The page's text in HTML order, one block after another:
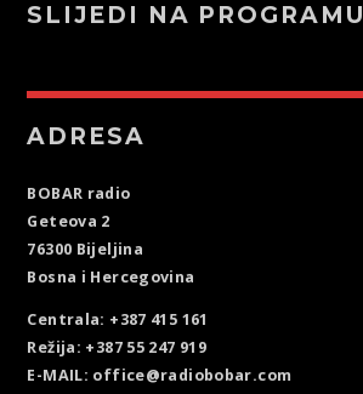
SLIJEDI NA PROGRAMU
ADRESA
BOBAR radio
Geteova 2
76300 Bijeljina
Bosna i Hercegovina
Centrala: +387 415 161
Režija: +387 55 247 919
E-MAIL: office@radiobobar.com